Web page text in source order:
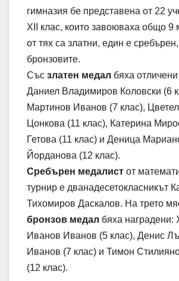
гимназия бе представена от 22
XII клас, които завоюваха общо 9
от тях са златни, един е
бронзовите.
Със златен медал бяха
Даниел Владимиров Коловски (6
Мартинов Иванов (7 клас),
Цонкова (11 клас), Катерина
Гетова (11 клас) и Деница
Йорданова (12 клас).
Сребърен медалист от
турнир е дванадесетокласникът
Тихомиров Даскалов. На трето
бронзов медал бяха наградени:
Иванов Иванов (5 клас), Денис
Иванов (7 клас) и Тимон
(12 клас).